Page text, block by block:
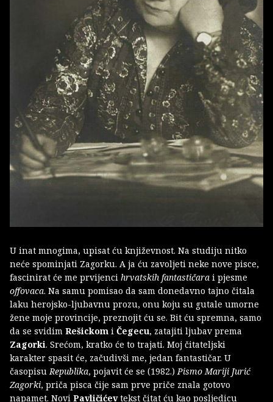
U inat mnogima, upisat ću književnost. Na studiju nitko
neće spominjati Zagorku. A ja ću zavoljeti neke nove pisce,
fascinirat će me prvijenci hrvatskih fantastičara i pjesme
offovaca. Na samu pomisao da sam donedavno tajno čitala
laku herojsko-ljubavnu prozu, onu koju su gutale umorne
žene moje provincije, preznojit ću se. Bit ću spremna, samo
da se svidim Rešickom i Čegecu, zatajiti ljubav prema
Zagorki. Srećom, kratko će to trajati. Moj čitateljski
karakter spasit će, začudivši me, jedan fantastičar. U
časopisuRepublika, pojavit će se (1982.)Pismo Mariji Jurić
Zagorki, priča pisca čije sam prve priče znala gotovo
napamet. Novi Pavličićevtekst čitat ću kao posljedicu